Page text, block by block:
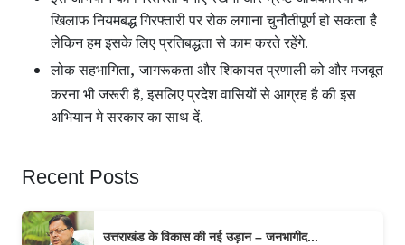
खिलाफ नियमबद्ध गिरफ्तारी पर रोक लगाना चुनौतीपूर्ण हो सकता है
लेकिन हम इसके लिए प्रतिबद्धता से काम करते रहेंगे.
लोक सहभागिता,जागरूकता और शिकायत प्रणाली को और मजबूत
करना भी जरूरी है, इसलिए प्रदेश वासियों से आग्रह है की इस
अभियान मे सरकार का साथ दें.
Recent Posts
उत्तराखंड के विकास की नई उड़ान – जनभागीद...